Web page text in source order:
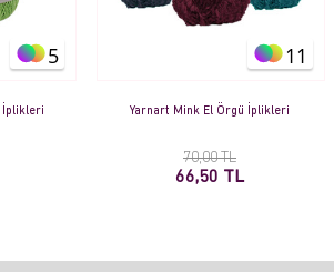
5
İplikleri
11
Yarnart Mink El Örgü İplikleri
70,00 TL
66,50 TL